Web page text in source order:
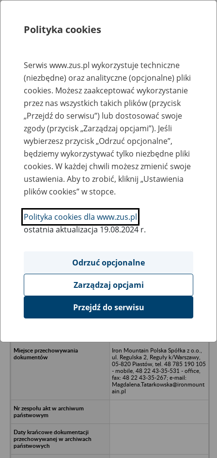
Rejestry, ewidencje i archiwa
Baza zlikwidowanych lub
przekształconych zakładów pracy
Nazwa zakładu pracy:
SZUKAJ
Ukryj wszystkie pozycje bazy
Azure Property Wrocław Spółka z
Iron Mountain Polska Spółka z o.o.,
ul. Regulska 2, Reguły k/Warszawy,
05-820 Piastów, tel. 48 785 190 105
- mobile, 48 22 43-35-531 - office,
fax: 48 22 43-35-267; e-mail:
Magdalena.Tatarkowska@ironmount
ain.pl
Polityka cookies
Serwis www.zus.pl wykorzystuje techniczne
(niezbędne) oraz analityczne (opcjonalne) pliki
cookies. Możesz zaakceptować wykorzystanie
przez nas wszystkich takich plików (przycisk
„Przejdź do serwisu”) lub dostosować swoje
zgody (przycisk „Zarządzaj opcjami”). Jeśli
wybierzesz przycisk „Odrzuć opcjonalne”,
będziemy wykorzystywać tylko niezbędne pliki
cookies. W każdej chwili możesz zmienić swoje
ustawienia. Aby to zrobić, kliknij „Ustawienia
plików cookies” w stopce.
Polityka cookies dla www.zus.pl
ostatnia aktualizacja 19.08.2024 r.
Odrzuć opcjonalne
Zarządzaj opcjami
Przejdź do serwisu